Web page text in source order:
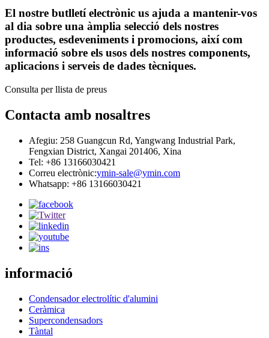
El nostre butlletí electrònic us ajuda a mantenir-vos
al dia sobre una àmplia selecció dels nostres
productes, esdeveniments i promocions, així com
informació sobre els usos dels nostres components,
aplicacions i serveis de dades tècniques.
Consulta per llista de preus
Contacta amb nosaltres
Afegiu: 258 Guangcun Rd, Yangwang Industrial Park,
Fengxian District, Xangai 201406, Xina
Tel: +86 13166030421
Correu electrònic:ymin-sale@ymin.com
Whatsapp: +86 13166030421
informació
Condensador electrolític d'alumini
Ceràmica
Supercondensadors
Tàntal